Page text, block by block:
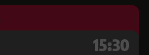
15:30